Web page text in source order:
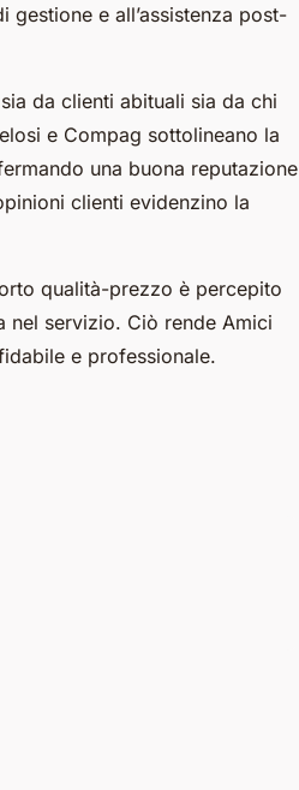
e all’assistenza post-
da clienti abituali sia da chi
e Compag sottolineano la
una buona reputazione
clienti evidenzino la
qualità-prezzo è percepito
nel servizio. Ciò rende Amici
e professionale.